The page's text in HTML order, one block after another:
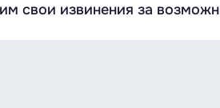
свои извинения за